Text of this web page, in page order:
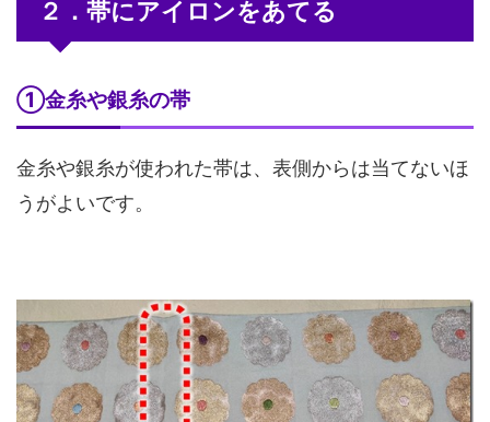
２．帯にアイロンをあてる
①金糸や銀糸の帯
金糸や銀糸が使われた帯は、表側からは当てないほ
うがよいです。